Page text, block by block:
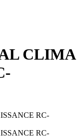
CLIMA